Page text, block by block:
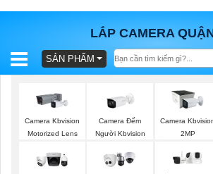
LẮP CAMERA
BÁO
TRỌN
GÓI
SẢN PHẨM
Camera Kbvision
Motorized Lens
Camera Đếm
Người Kbvision
Camera
2MP